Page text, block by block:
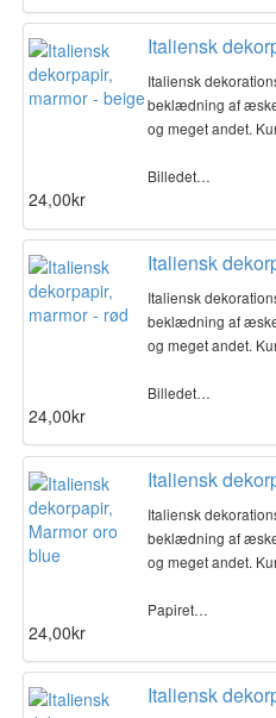
Italiensk
Italiensk
beklædning af
og meget andet.
Billedet…
24,00kr
Italiensk
Italiensk
beklædning af
og meget andet.
Billedet…
24,00kr
Italiensk
Italiensk
beklædning af
og meget andet.
Papiret…
24,00kr
Italiensk